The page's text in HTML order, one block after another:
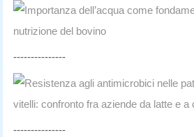
Importanza dell’acqua come
nutrizione del bovino
---------------
Resistenza agli antimicrobici nelle
vitelli: confronto fra aziende da latte e a
---------------